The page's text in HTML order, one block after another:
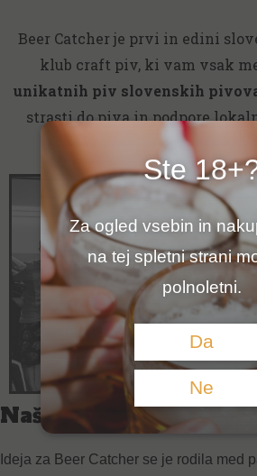
Beer Catcher je prvi in edini
klub craft piv, ki vam vsak
unikatnih piv slovenskih
strasti do piva in podpore
ustvarila
Matic Lipovšek in
Naša zgodba
Ideja za Beer Catcher se je rodila med
Ste
Za ogled vsebin in
na tej spletni strani
polnoletni.
Da
Ne